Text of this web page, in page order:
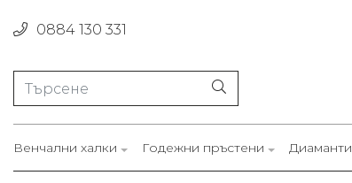
0884 130 331
Венчални халки Годежни пръстени Диаманти